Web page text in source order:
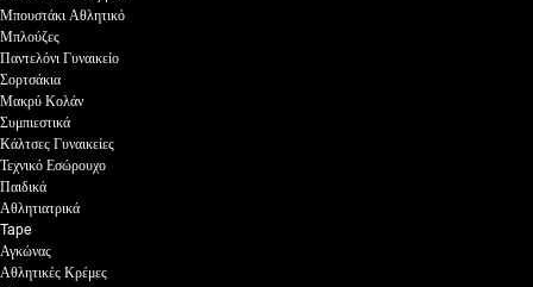
Μπουστάκι Αθλητικό
Μπλούζες
Παντελόνι Γυναικείο
Σορτσάκια
Μακρύ Κολάν
Συμπιεστικά
Κάλτσες Γυναικείες
Τεχνικό Εσώρουχο
Παιδικά
Αθλητιατρικά
Tape
Αγκώνας
Αθλητικές Κρέμες